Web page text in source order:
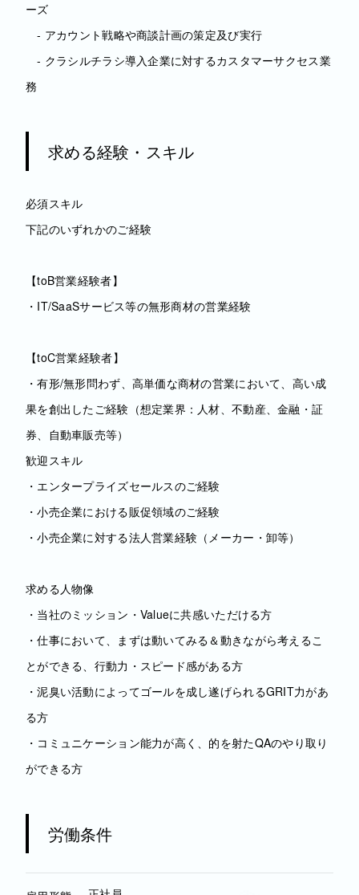
ーズ
- アカウント戦略や商談計画の策定及び実行
- クラシルチラシ導入企業に対するカスタマーサクセス業
務
求める経験・スキル
必須スキル
下記のいずれかのご経験
【toB営業経験者】
・IT/SaaSサービス等の無形商材の営業経験
【toC営業経験者】
・有形/無形問わず、高単価な商材の営業において、高い成
果を創出したご経験（想定業界：人材、不動産、金融・証
券、自動車販売等）
歓迎スキル
・エンタープライズセールスのご経験
・小売企業における販促領域のご経験
・小売企業に対する法人営業経験（メーカー・卸等）
求める人物像
・当社のミッション・Valueに共感いただける方
・仕事において、まずは動いてみる＆動きながら考えるこ
とができる、行動力・スピード感がある方
・泥臭い活動によってゴールを成し遂げられるGRIT力があ
る方
・コミュニケーション能力が高く、的を射たQAのやり取り
ができる方
労働条件